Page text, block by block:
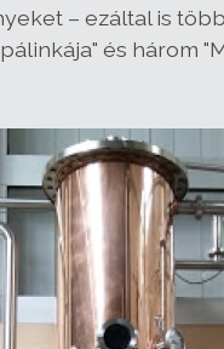
– ezáltal is
és három